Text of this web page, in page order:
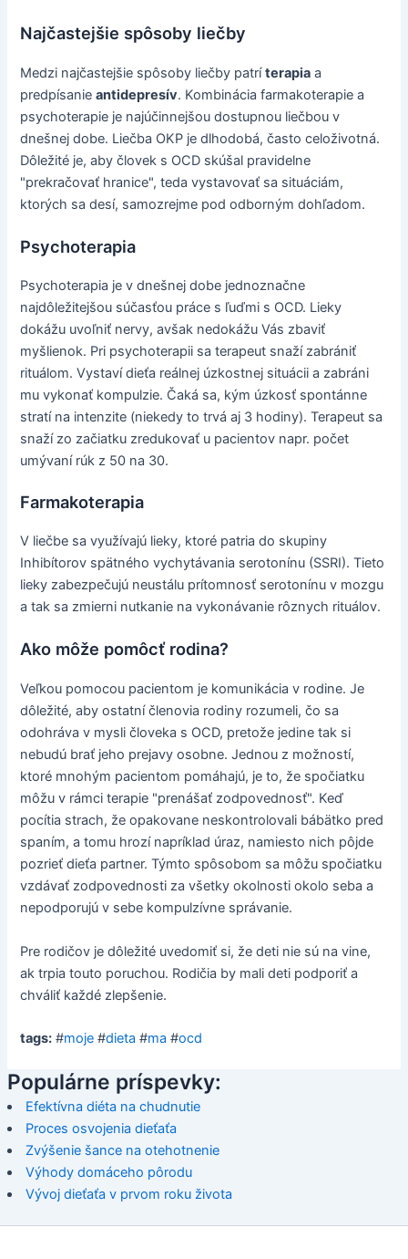
Najčastejšie spôsoby liečby
Medzi najčastejšie spôsoby liečby patríterapia a
predpísanieantidepresív. Kombinácia farmakoterapie a
psychoterapie je najúčinnejšou dostupnou liečbou v
dnešnej dobe. Liečba OKP je dlhodobá, často celoživotná.
Dôležité je, aby človek s OCD skúšal pravidelne
"prekračovať hranice", teda vystavovať sa situáciám,
ktorých sa desí, samozrejme pod odborným dohľadom.
Psychoterapia
Psychoterapia je v dnešnej dobe jednoznačne
najdôležitejšou súčasťou práce s ľuďmi s OCD. Lieky
dokážu uvoľniť nervy, avšak nedokážu Vás zbaviť
myšlienok. Pri psychoterapii sa terapeut snaží zabrániť
rituálom. Vystaví dieťa reálnej úzkostnej situácii a zabráni
mu vykonať kompulzie. Čaká sa, kým úzkosť spontánne
stratí na intenzite (niekedy to trvá aj 3 hodiny). Terapeut sa
snaží zo začiatku zredukovať u pacientov napr. počet
umývaní rúk z 50 na 30.
Farmakoterapia
V liečbe sa využívajú lieky, ktoré patria do skupiny
Inhibítorov spätného vychytávania serotonínu (SSRI). Tieto
lieky zabezpečujú neustálu prítomnosť serotonínu v mozgu
a tak sa zmierni nutkanie na vykonávanie rôznych rituálov.
Ako môže pomôcť rodina?
Veľkou pomocou pacientom je komunikácia v rodine. Je
dôležité, aby ostatní členovia rodiny rozumeli, čo sa
odohráva v mysli človeka s OCD, pretože jedine tak si
nebudú brať jeho prejavy osobne. Jednou z možností,
ktoré mnohým pacientom pomáhajú, je to, že spočiatku
môžu v rámci terapie "prenášať zodpovednosť". Keď
pocítia strach, že opakovane neskontrolovali bábätko pred
spaním, a tomu hrozí napríklad úraz, namiesto nich pôjde
pozrieť dieťa partner. Týmto spôsobom sa môžu spočiatku
vzdávať zodpovednosti za všetky okolnosti okolo seba a
nepodporujú v sebe kompulzívne správanie.
Pre rodičov je dôležité uvedomiť si, že deti nie sú na vine,
ak trpia touto poruchou. Rodičia by mali deti podporiť a
chváliť každé zlepšenie.
tags: #moje #dieta #ma #ocd
Populárne príspevky:
Efektívna diéta na chudnutie
Proces osvojenia dieťaťa
Zvýšenie šance na otehotnenie
Výhody domáceho pôrodu
Vývoj dieťaťa v prvom roku života